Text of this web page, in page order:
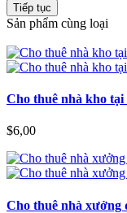
Tiếp tục
Sản phẩm cùng loại
Cho thuê nhà kho tại
$6,00
Cho thuê nhà xưởng